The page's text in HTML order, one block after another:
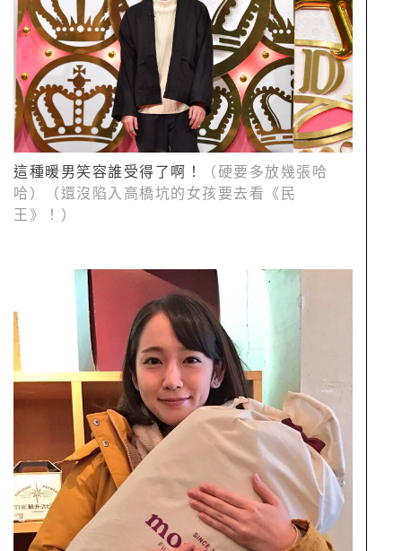
這種暖男笑容誰受得了啊！
（硬要多放幾張哈
哈）（還沒陷入高橋坑的女孩要去看《民
王》！）